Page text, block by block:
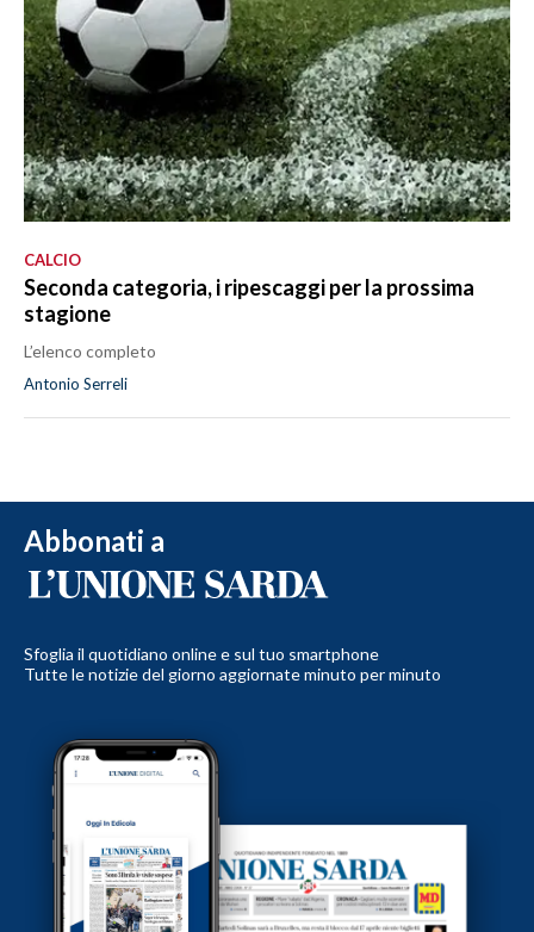
CALCIO
Seconda categoria, i ripescaggi per la prossima
stagione
L’elenco completo
Antonio Serreli
Abbonati a
Sfoglia il quotidiano online e sul tuo smartphone
Tutte le notizie del giorno aggiornate minuto per minuto